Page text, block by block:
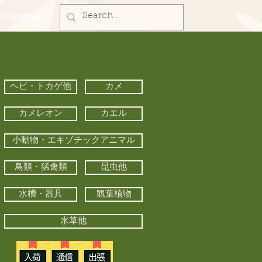
ヘビ・トカゲ他 カメ
カメレオン カエル
小動物・エキゾチックアニマル
鳥類・猛禽類 昆虫他
水槽・器具 観葉植物
水草他